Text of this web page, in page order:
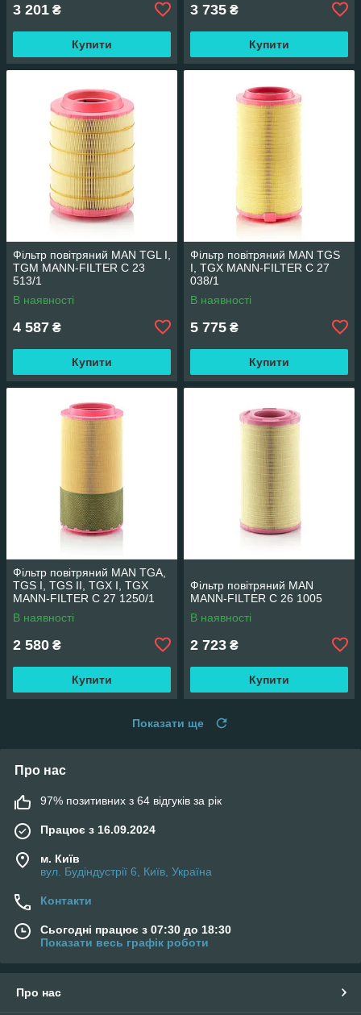
3 201 ₴
Купити
3 735 ₴
Купити
Фільтр повітряний MAN TGL I,
TGM MANN-FILTER C 23
513/1
В наявності
4 587 ₴
Купити
Фільтр повітряний MAN TGS
I, TGX MANN-FILTER C 27
038/1
В наявності
5 775 ₴
Купити
Фільтр повітряний MAN TGA,
TGS I, TGS II, TGX I, TGX
MANN-FILTER C 27 1250/1
В наявності
2 580 ₴
Купити
Фільтр повітряний MAN
MANN-FILTER C 26 1005
В наявності
2 723 ₴
Купити
Показати ще
Про нас
97% позитивних з 64 відгуків за рік
Працює з 16.09.2024
м. Київ
вул. Будіндустрії 6, Київ, Україна
Контакти
Сьогодні працює з 07:30 до 18:30
Показати весь графік роботи
Про нас